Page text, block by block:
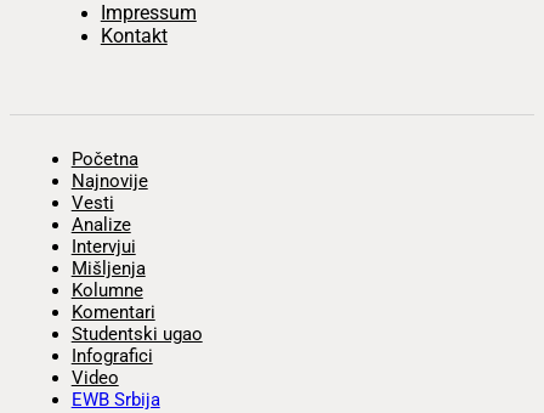
Impressum
Kontakt
Početna
Najnovije
Vesti
Analize
Intervjui
Mišljenja
Kolumne
Komentari
Studentski ugao
Infografici
Video
EWB Srbija